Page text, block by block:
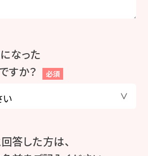
なった
すか？
必須
答した方は、